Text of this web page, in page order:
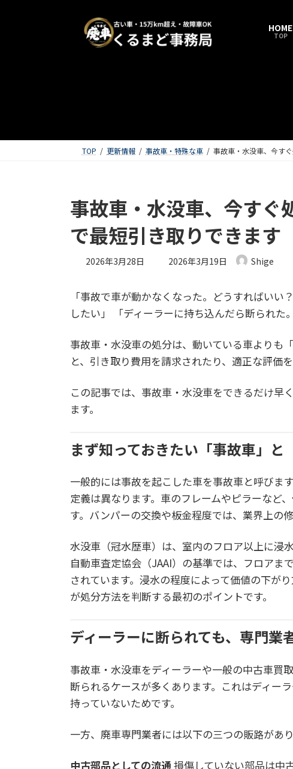
HOME
TOP
TOP 更新情報 事故車・特殊な車 事故車・水没車、今す
事故車・水没車、今すぐ
で最短引き取りできます
2026年3月28日 最終更新日時 :
2026年3月19日 Shige
「事故で車が動かなくなった。どうすればい
したい」 「ディーラーに持ち込んだら断られた
事故車・水没車の処分は、動いている車よりも
と、引き取り費用を請求されたり、適正な評価
この記事では、事故車・水没車をできるだけ早
ます。
まず知っておきたい「事故車」と
一般的には事故を起こした車を事故車と呼びま
定義は異なります。車のフレームやピラーなど
す。バンパーの交換や板金程度では、業界上の
水没車（冠水歴車）は、室内のフロア以上に浸
自動車査定協会（JAAI）の基準では、フロアま
されています。浸水の程度によって価値の下が
が処分方法を判断する最初のポイントです。
ディーラーに断られても、専門業
事故車・水没車をディーラーや一般の中古車買
断られるケースが多くあります。これはディー
持っていないためです。
一方、廃車専門業者には以下の三つの販路があり
中古部品としての流通 損傷していない部品は中